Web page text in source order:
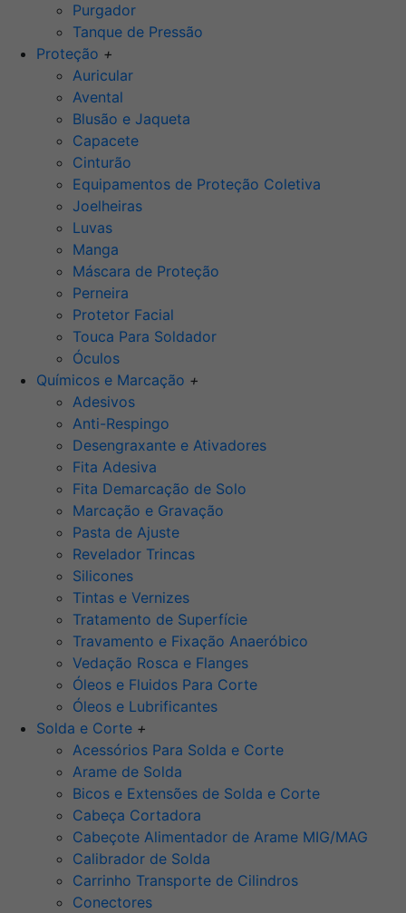
Purgador
Tanque de Pressão
Proteção +
Auricular
Avental
Blusão e Jaqueta
Capacete
Cinturão
Equipamentos de Proteção Coletiva
Joelheiras
Luvas
Manga
Máscara de Proteção
Perneira
Protetor Facial
Touca Para Soldador
Óculos
Químicos e Marcação +
Adesivos
Anti-Respingo
Desengraxante e Ativadores
Fita Adesiva
Fita Demarcação de Solo
Marcação e Gravação
Pasta de Ajuste
Revelador Trincas
Silicones
Tintas e Vernizes
Tratamento de Superfície
Travamento e Fixação Anaeróbico
Vedação Rosca e Flanges
Óleos e Fluidos Para Corte
Óleos e Lubrificantes
Solda e Corte +
Acessórios Para Solda e Corte
Arame de Solda
Bicos e Extensões de Solda e Corte
Cabeça Cortadora
Cabeçote Alimentador de Arame MIG/MAG
Calibrador de Solda
Carrinho Transporte de Cilindros
Conectores